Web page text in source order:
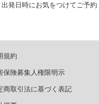
発日時にお気をつけてご予約
規約
保険募集人権限明示
商取引法に基づく表記